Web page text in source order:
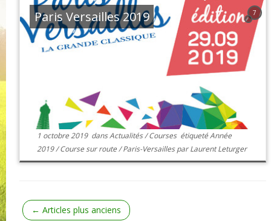
7
Paris Versailles 2019
1 octobre 2019dansActualités/Courses étiquetéAnnée
2019/Course sur route/Paris-VersaillesparLaurent Leturger
← Articles plus anciens